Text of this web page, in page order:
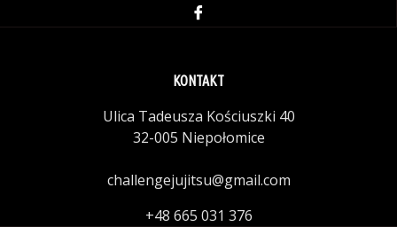
KONTAKT
Ulica Tadeusza Kościuszki 40
32-005 Niepołomice
challengejujitsu@gmail.com
+48 665 031 376